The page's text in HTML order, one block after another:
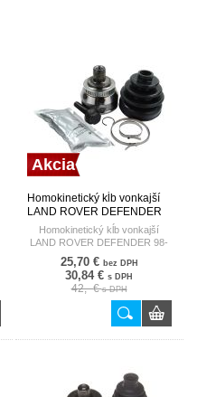
Akcia
Homokinetický kĺb vonkajší
LAND ROVER DEFENDER
98- HART
Homokinetický kĺb vonkajší
LAND ROVER DEFENDER 98-
25,70 € bez DPH
30,84 € s DPH
42,- €s DPH